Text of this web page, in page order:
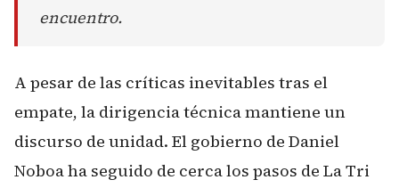
encuentro.
A pesar de las críticas inevitables tras el
empate, la dirigencia técnica mantiene un
discurso de unidad. El gobierno de Daniel
Noboa ha seguido de cerca los pasos de La Tri